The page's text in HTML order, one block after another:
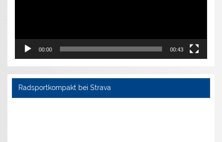
00:00 00:43
Radsportkompakt bei Strava